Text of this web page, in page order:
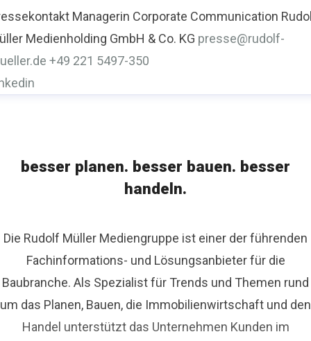
Managerin Corporate Communication
Medienholding GmbH & Co. KG presse@rudolf-
+49 221 5497-350
besser planen. besser bauen. besser
handeln.
Die Rudolf Müller Mediengruppe ist einer der führenden
Fachinformations- und Lösungsanbieter für die
Baubranche. Als Spezialist für Trends und Themen rund
um das Planen, Bauen, die Immobilienwirtschaft und den
Handel unterstützt das Unternehmen Kunden im